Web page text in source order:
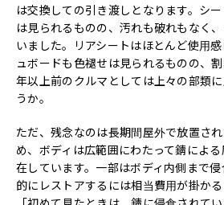
は交換しての引き渡しとなります。シ
は見られるものの、汚れも破れもなく
いました。リアシートはほとんど使用
ュボードも色褪せは見られるものの、
年以上前のクルマとしては上々の部類
うか。
ただ、残念なのは長期間屋外で放置さ
め、ボディは広範囲にわたって錆によ
在しています。一部はボディ内側まで
的にレストアするには相当費用が掛かる